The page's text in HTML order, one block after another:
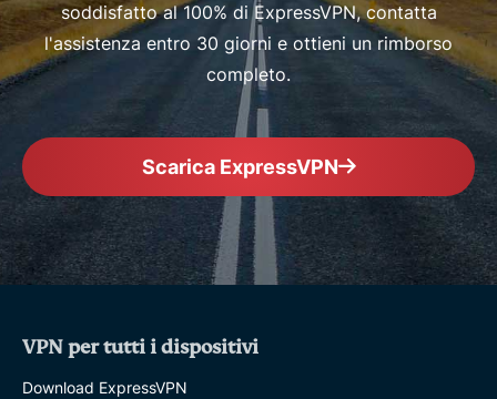
soddisfatto al 100% di ExpressVPN, contatta
l'assistenza entro 30 giorni e ottieni un rimborso
completo.
Scarica ExpressVPN
VPN per tutti i dispositivi
Download ExpressVPN